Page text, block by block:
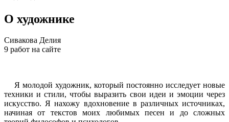
О художнике
Сивакова Делия
9 работ на сайте
Я молодой художник, который постоянно исследует новые
техники и стили, чтобы выразить свои идеи и эмоции через
искусство. Я нахожу вдохновение в различных источниках,
начиная от текстов моих любимых песен и до сложных